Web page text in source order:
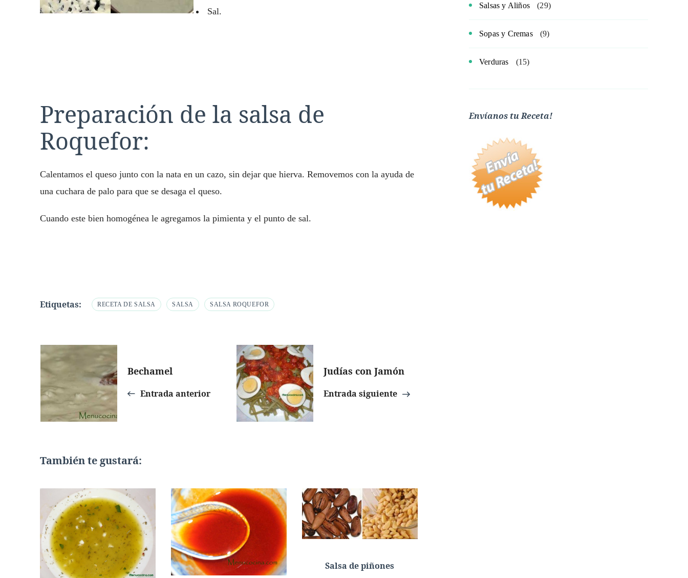
Sal.
Preparación de la salsa de
Roquefor:
Calentamos el queso junto con la nata en un cazo, sin dejar que hierva. Removemos con la ayuda de
una cuchara de palo para que se desaga el queso.
Cuando este bien homogénea le agregamos la pimienta y el punto de sal.
Etiquetas: RECETA DE SALSA SALSA SALSA ROQUEFOR
Navegación
de
entradas
Bechamel
Entrada anterior
Judías con Jamón
Entrada siguiente
También te gustará:
Salsa de piñones
Salsas y Aliños (29)
Sopas y Cremas (9)
Verduras (15)
Envíanos tu Receta!